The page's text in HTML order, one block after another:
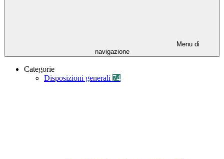
Menu di
navigazione
Categorie
Disposizioni generali 74